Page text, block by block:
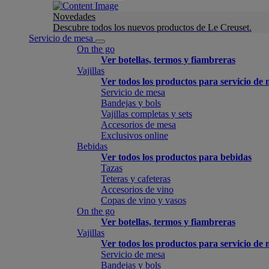
Novedades
Descubre todos los nuevos productos de Le Creuset.
Servicio de mesa
On the go
Ver botellas, termos y fiambreras
Vajillas
Ver todos los productos para servicio de
Servicio de mesa
Bandejas y bols
Vajillas completas y sets
Accesorios de mesa
Exclusivos online
Bebidas
Ver todos los productos para bebidas
Tazas
Teteras y cafeteras
Accesorios de vino
Copas de vino y vasos
On the go
Ver botellas, termos y fiambreras
Vajillas
Ver todos los productos para servicio de
Servicio de mesa
Bandejas y bols